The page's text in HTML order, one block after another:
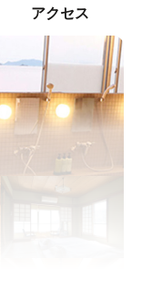
アクセス